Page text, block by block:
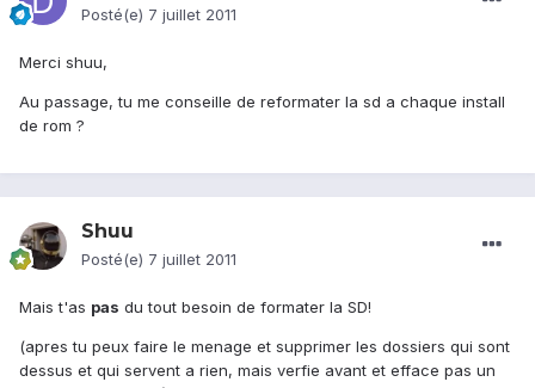
Posté(e) 7 juillet 2011
Merci shuu,
Au passage, tu me conseille de reformater la sd a chaque install
de rom ?
Shuu
Posté(e) 7 juillet 2011
Mais t'as pas du tout besoin de formater la SD!
(apres tu peux faire le menage et supprimer les dossiers qui sont
dessus et qui servent a rien, mais verfie avant et efface pas un